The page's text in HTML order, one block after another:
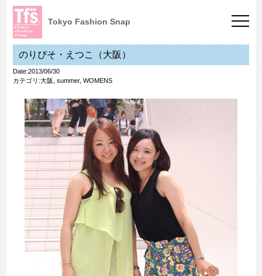
Tokyo Fashion Snap
のりぴそ・えつこ（大阪）
Date:2013/06/30
カテゴリ:大阪 summer, WOMENS